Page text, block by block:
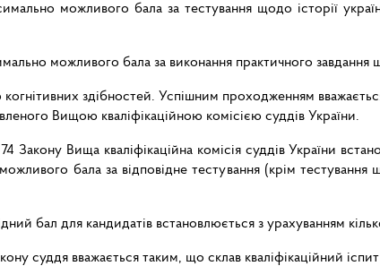
можливого бала за тестування щодо історії
можливого бала за виконання практичного завдання
здібностей. Успішним проходженням
Вищою кваліфікаційною комісією суддів України.
Закону Вища кваліфікаційна комісія суддів України
бала за відповідне тестування (крім
бал для кандидатів встановлюється з урахуванням
суддя вважається таким, що склав кваліфікаційний іспит